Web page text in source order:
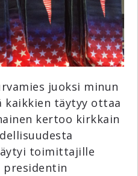
juoksi minun
täytyy ottaa
kertoo kirkkain
toimittajille
presidentin